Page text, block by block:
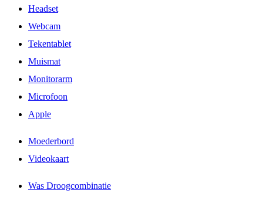
Headset
Webcam
Tekentablet
Muismat
Monitorarm
Microfoon
Apple
Moederbord
Videokaart
Was Droogcombinatie